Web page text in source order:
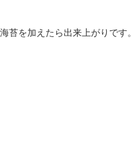
を加えたら出来上がりです。